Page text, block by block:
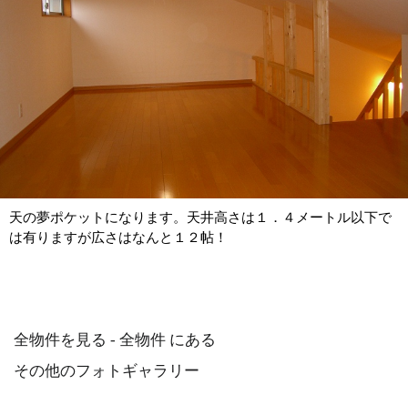
天の夢ポケットになります。天井高さは１．４メートル以下で
は有りますが広さはなんと１２帖！
全物件を見る - 全物件 にある
その他のフォトギャラリー